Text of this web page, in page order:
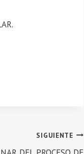
SIGUIENTE